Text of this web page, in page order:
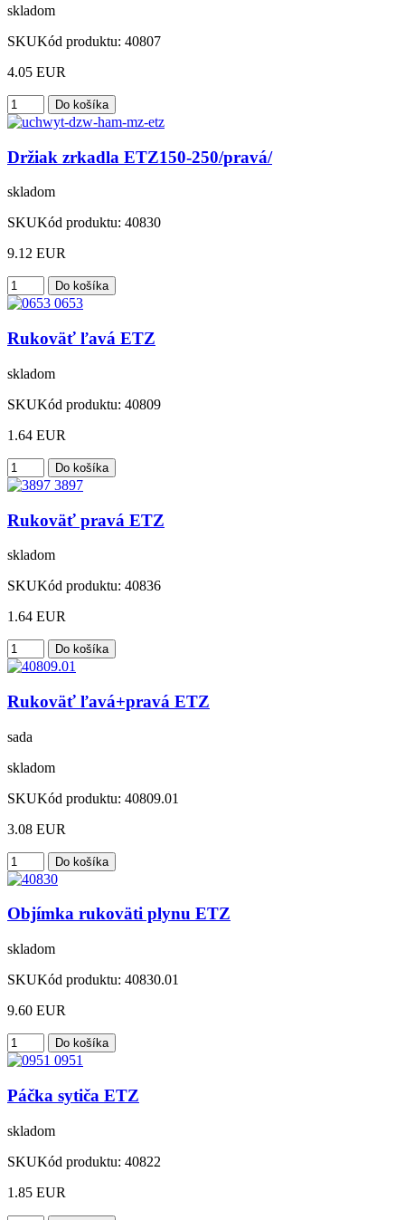
skladom
SKUKód produktu: 40807
4.05 EUR
Držiak zrkadla ETZ150-250/pravá/
skladom
SKUKód produktu: 40830
9.12 EUR
Rukoväť ľavá ETZ
skladom
SKUKód produktu: 40809
1.64 EUR
Rukoväť pravá ETZ
skladom
SKUKód produktu: 40836
1.64 EUR
Rukoväť ľavá+pravá ETZ
sada
skladom
SKUKód produktu: 40809.01
3.08 EUR
Objímka rukoväti plynu ETZ
skladom
SKUKód produktu: 40830.01
9.60 EUR
Páčka sytiča ETZ
skladom
SKUKód produktu: 40822
1.85 EUR